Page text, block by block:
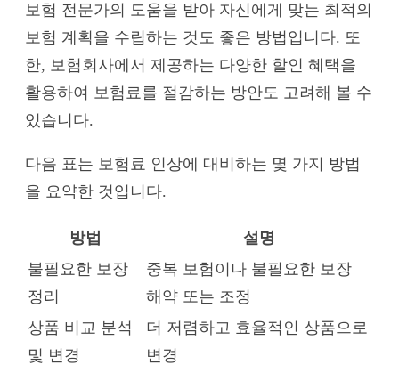
보험 전문가의 도움을 받아 자신에게 맞는 최적의
보험 계획을 수립하는 것도 좋은 방법입니다. 또
한, 보험회사에서 제공하는 다양한 할인 혜택을
활용하여 보험료를 절감하는 방안도 고려해 볼 수
있습니다.
다음 표는 보험료 인상에 대비하는 몇 가지 방법
을 요약한 것입니다.
방법
설명
불필요한 보장
정리
중복 보험이나 불필요한 보장
해약 또는 조정
상품 비교 분석
및 변경
더 저렴하고 효율적인 상품으로
변경